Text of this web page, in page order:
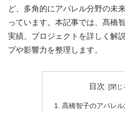
ど、多角的にアパレル分野の未
っています。本記事では、髙橋
実績、プロジェクトを詳しく解
プや影響力を整理します。
目次
髙橋智子のアパレ